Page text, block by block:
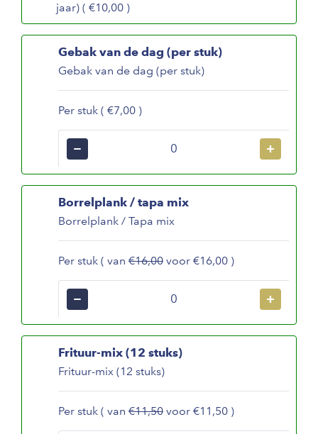
jaar) ( €10,00 )
Gebak van de dag (per stuk)
Gebak van de dag (per stuk)
Per stuk ( €7,00 )
− +
Borrelplank / tapa mix
Borrelplank / Tapa mix
Per stuk ( van €16,00 voor €16,00 )
− +
Frituur-mix (12 stuks)
Frituur-mix (12 stuks)
Per stuk ( van €11,50 voor €11,50 )